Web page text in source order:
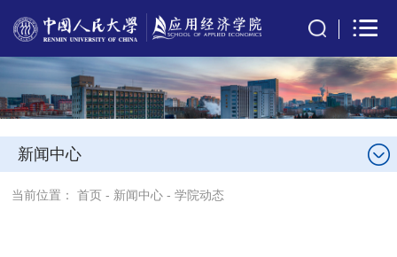
新闻中心
当前位置：首页 - 新闻中心 -学院动态